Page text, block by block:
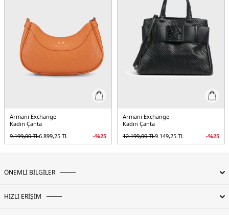
Armani Exchange
Kadın Çanta
9.199,00TL6.899,25 TL -%25
Armani Exchange
Kadın Çanta
12.199,00TL9.149,25 TL -%25
ÖNEMLİ BİLGİLER
HIZLI ERİŞİM